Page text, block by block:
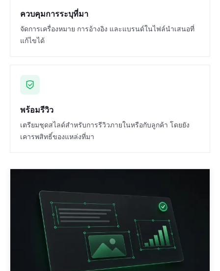
ควบคุมการระบุที่มา
จัดการเครื่องหมาย การอ้างอิง และแบรนด์ในไฟล์นำเสนอที่
แก้ไขได้
พร้อมรีวิว
เตรียมชุดสไลด์สำหรับการรีวิวภายในหรือกับลูกค้า โดยยัง
เคารพสิทธิ์ของแหล่งที่มา